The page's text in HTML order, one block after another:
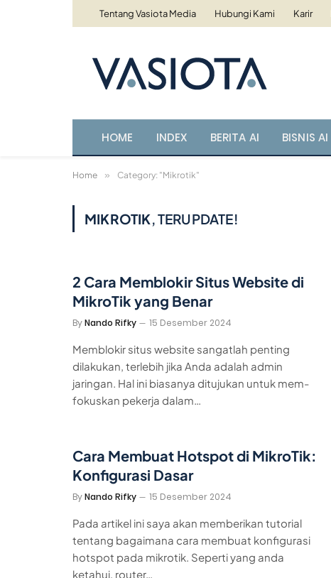
Tentang Vasiota Media Hubungi Kami Karir
HOME INDEX BERITA AI BISNIS AI
Home » Category: "Mikrotik"
MIKROTIK, TERUPDATE!
2 Cara Memblokir Situs Website di
MikroTik yang Benar
ByNando Rifky 15 Desember 2024
Memblokir situs website sangatlah penting
dilakukan, terlebih jika Anda adalah admin
jaringan. Hal ini biasanya ditujukan untuk mem-
fokuskan pekerja dalam…
Cara Membuat Hotspot di MikroTik:
Konfigurasi Dasar
ByNando Rifky 15 Desember 2024
Pada artikel ini saya akan memberikan tutorial
tentang bagaimana cara membuat konfigurasi
hotspot pada mikrotik. Seperti yang anda
ketahui, router…